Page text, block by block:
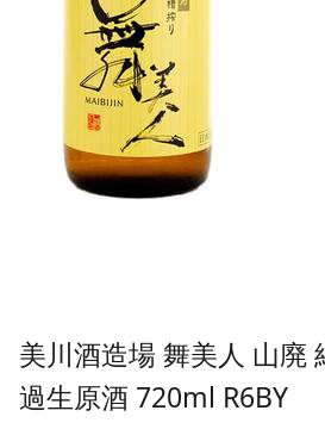
美川酒造場 舞美人 山廃
過生原酒 720ml R6BY